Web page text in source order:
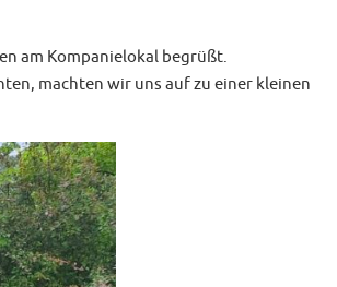
am Kompanielokal begrüßt.
machten wir uns auf zu einer kleinen
Volle Kirche beim „Abba-Gottesdienst“
30. JULI 2026